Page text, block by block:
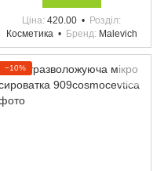
Ціна 420.00
Розділ
Косметика
Бренд Malevich
−10%